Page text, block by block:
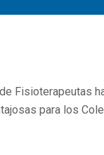
Fisioterapeutas
para los